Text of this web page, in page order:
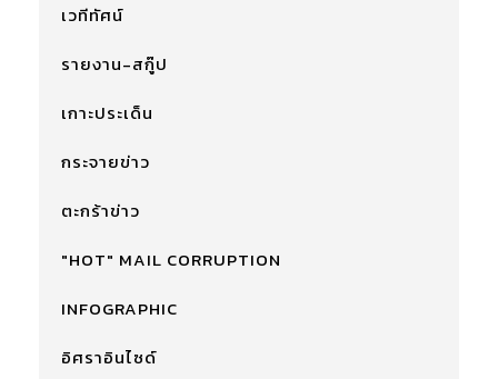
เวทีทัศน์
รายงาน-สกู๊ป
เกาะประเด็น
กระจายข่าว
ตะกร้าข่าว
"HOT" MAIL CORRUPTION
INFOGRAPHIC
อิศราอินไซด์